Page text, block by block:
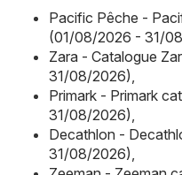
Pacific Pêche -
(01/08/2026 - 31/
Zara - Catalogue
31/08/2026),
Primark - Primark
31/08/2026),
Decathlon -
31/08/2026),